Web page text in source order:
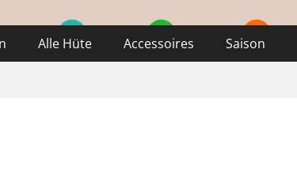
Alle Hüte Accessoires Saison